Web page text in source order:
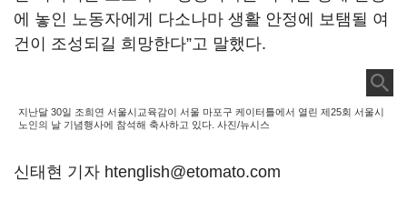
에 놓인 노동자에게 다소나마 생활 안정에 보탬될 여
건이 조성되길 희망한다”고 말했다.
지난달 30일 조희연 서울시교육감이 서울 마포구 케이터틀에서 열린 제25회 서울시
노인의 날 기념행사에 참석해 축사하고 있다. 사진/뉴시스
신태현 기자 htenglish@etomato.com